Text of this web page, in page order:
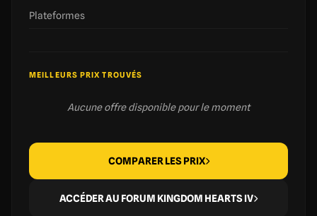
Plateformes
MEILLEURS PRIX TROUVÉS
Aucune offre disponible pour le moment
COMPARER LES PRIX
ACCÉDER AU FORUM KINGDOM HEARTS IV